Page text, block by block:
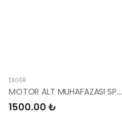
DIĞER
MOTOR ALT MUHAFAZASI SPORTAGE 2022- 29110-R2000 YS
1500.00 ₺